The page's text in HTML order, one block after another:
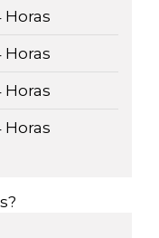
Horas
Horas
Horas
Horas